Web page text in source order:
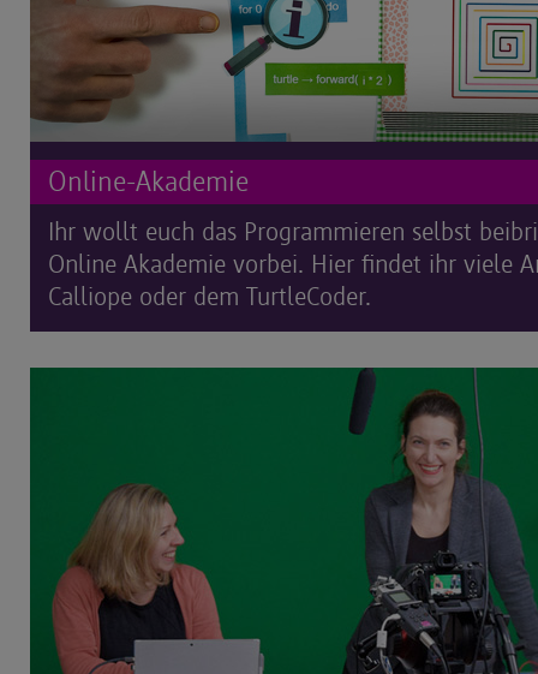
Online-Akademie
Ihr wollt euch das Programmieren selbst
Online Akademie vorbei. Hier findet ihr viele
Calliope oder dem TurtleCoder.